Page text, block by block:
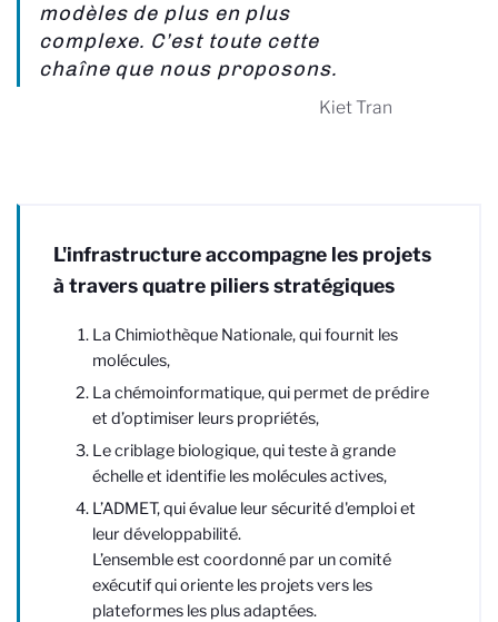
modèles de plus en plus
complexe. C’est toute cette
chaîne que nous proposons.
Kiet Tran
L'infrastructure accompagne les projets
à travers quatre piliers stratégiques
La Chimiothèque Nationale, qui fournit les
molécules,
La chémoinformatique, qui permet de prédire
et d’optimiser leurs propriétés,
Le criblage biologique, qui teste à grande
échelle et identifie les molécules actives,
L’ADMET, qui évalue leur sécurité d'emploi et
leur développabilité.
L’ensemble est coordonné par un comité
exécutif qui oriente les projets vers les
plateformes les plus adaptées.